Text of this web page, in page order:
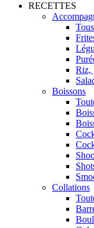
RECETTES
Riz,
Boissons
Collations